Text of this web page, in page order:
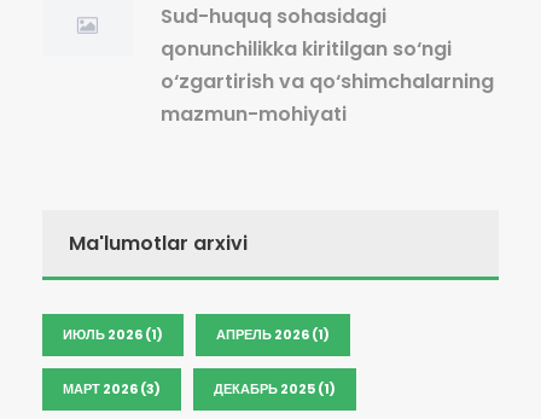
Sud-huquq sohasidagi
qonunchilikka kiritilgan so‘ngi
o‘zgartirish va qo‘shimchalarning
mazmun-mohiyati
Ma'lumotlar arxivi
ИЮЛЬ 2026 (1) АПРЕЛЬ 2026 (1)
МАРТ 2026 (3) ДЕКАБРЬ 2025 (1)